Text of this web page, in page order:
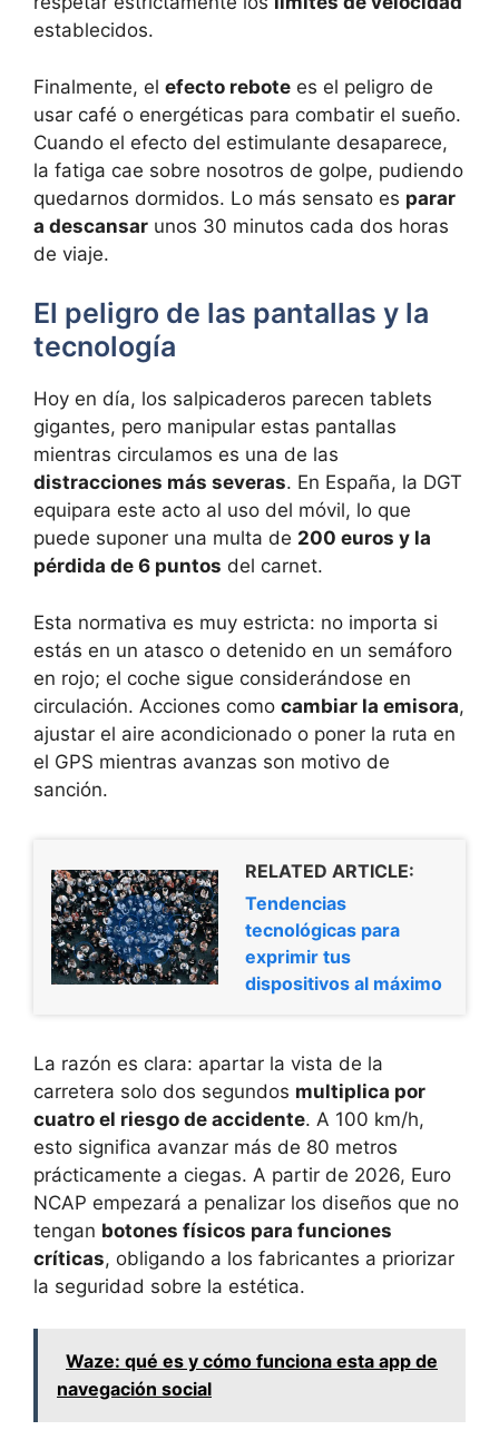
establecidos.
Finalmente, el efecto rebote es el peligro de
usar café o energéticas para combatir el sueño.
Cuando el efecto del estimulante desaparece,
la fatiga cae sobre nosotros de golpe, pudiendo
quedarnos dormidos. Lo más sensato es parar
a descansar unos 30 minutos cada dos horas
de viaje.
El peligro de las pantallas y la
tecnología
Hoy en día, los salpicaderos parecen tablets
gigantes, pero manipular estas pantallas
mientras circulamos es una de las
distracciones más severas. En España, la DGT
equipara este acto al uso del móvil, lo que
puede suponer una multa de 200 euros y la
pérdida de 6 puntos del carnet.
Esta normativa es muy estricta: no importa si
estás en un atasco o detenido en un semáforo
en rojo; el coche sigue considerándose en
circulación. Acciones como cambiar la emisora,
ajustar el aire acondicionado o poner la ruta en
el GPS mientras avanzas son motivo de
sanción.
RELATED ARTICLE:
Tendencias
tecnológicas para
exprimir tus
dispositivos al máximo
La razón es clara: apartar la vista de la
carretera solo dos segundos multiplica por
cuatro el riesgo de accidente. A 100 km/h,
esto significa avanzar más de 80 metros
prácticamente a ciegas. A partir de 2026, Euro
NCAP empezará a penalizar los diseños que no
tengan botones físicos para funciones
críticas, obligando a los fabricantes a priorizar
la seguridad sobre la estética.
Waze: qué es y cómo funciona esta app de
navegación social